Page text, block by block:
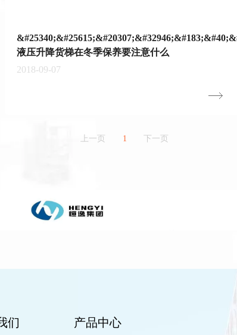
液压升降货梯在冬季保养要注意什么
2018-09-07
上一页 1 下一页
们 产品中心